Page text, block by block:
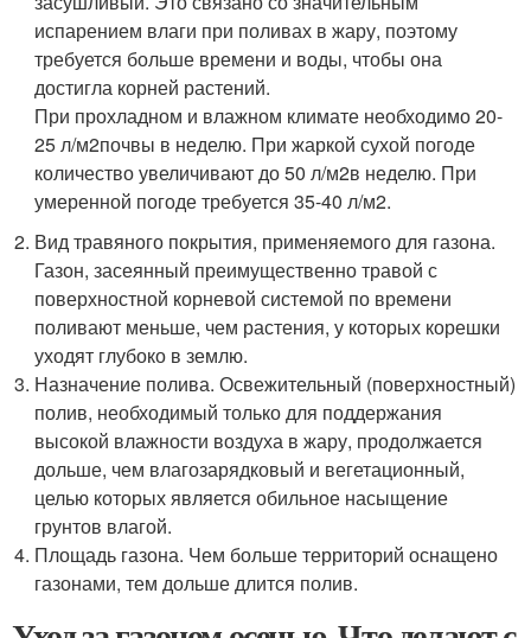
испарением влаги при поливах в жару, поэтому
требуется больше времени и воды, чтобы она
достигла корней растений.
При прохладном и влажном климате необходимо 20-
25 л/м2почвы в неделю. При жаркой сухой погоде
количество увеличивают до 50 л/м2в неделю. При
умеренной погоде требуется 35-40 л/м2.
Вид травяного покрытия, применяемого для газона.
Газон, засеянный преимущественно травой с
поверхностной корневой системой по времени
поливают меньше, чем растения, у которых корешки
уходят глубоко в землю.
Назначение полива. Освежительный (поверхностный)
полив, необходимый только для поддержания
высокой влажности воздуха в жару, продолжается
дольше, чем влагозарядковый и вегетационный,
целью которых является обильное насыщение
грунтов влагой.
Площадь газона. Чем больше территорий оснащено
газонами, тем дольше длится полив.